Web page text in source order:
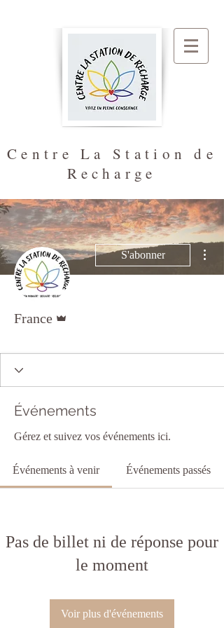
Centre La Station de
Recharge
S'abonner
France
Événements
Gérez et suivez vos événements ici.
Événements à venir Événements passés
Pas de billet ni de réponse pour
le moment
Voir plus d'événements